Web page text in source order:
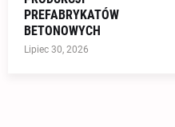
PREFABRYKATÓW
BETONOWYCH
Lipiec 30, 2026